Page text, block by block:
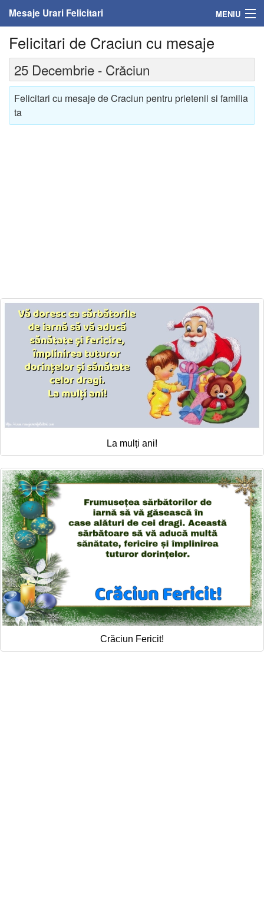
Mesaje Urari Felicitari MENIU
Home
Mesaje
Felicitari
Felicitari cu nume
Felicitari muzicale
Felicitari muzicale personalizate
Felicitari animate
Invitatii personalizate
Conecteaza-te
Felicitari de Craciun cu mesaje
25 Decembrie - Crăciun
Felicitari cu mesaje de Craciun pentru prietenii si familia
ta
La mulți ani!
Crăciun Fericit!